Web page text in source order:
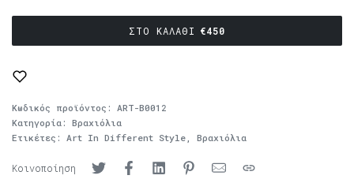
€450
ΣΤΟ ΚΑΛΆΘΙ
Κωδικός προϊόντος: ART-B0012
Κατηγορία: Βραχιόλια
Ετικέτες: Art In Different Style Βραχιόλια
Κοινοποίηση